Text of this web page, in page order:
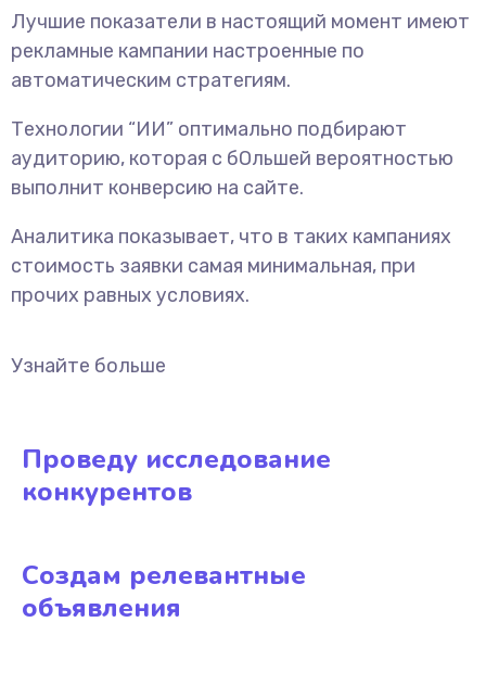
Лучшие показатели в настоящий момент имеют
рекламные кампании настроенные по
автоматическим стратегиям.
Технологии “ИИ” оптимально подбирают
аудиторию, которая с бОльшей вероятностью
выполнит конверсию на сайте.
Аналитика показывает, что в таких кампаниях
стоимость заявки самая минимальная, при
прочих равных условиях.
Узнайте больше
Проведу исследование
конкурентов
Создам релевантные
объявления